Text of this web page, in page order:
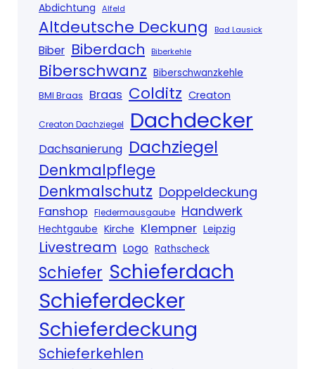
Abdichtung Alfeld
Altdeutsche Deckung Bad Lausick
Biber Biberdach Biberkehle
Biberschwanz Biberschwanzkehle
BMI Braas Braas Colditz Creaton
Creaton Dachziegel Dachdecker
Dachsanierung Dachziegel
Denkmalpflege
Denkmalschutz Doppeldeckung
Fanshop Fledermausgaube Handwerk
Hechtgaube Kirche Klempner Leipzig
Livestream Logo Rathscheck
Schiefer Schieferdach
Schieferdecker
Schieferdeckung
Schieferkehlen